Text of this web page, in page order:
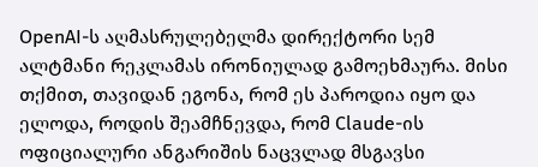
OpenAI-ს აღმასრულებელმა დირექტორი სემ
ალტმანი რეკლამას ირონიულად გამოეხმაურა. მისი
თქმით, თავიდან ეგონა, რომ ეს პაროდია იყო და
ელოდა, როდის შეამჩნევდა, რომ Claude-ის
ოფიციალური ანგარიშის ნაცვლად მსგავსი